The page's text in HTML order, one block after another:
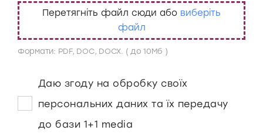
Перетягніть файл сюди або виберіть
файл
Формати: PDF, DOC, DOCX. ( до 10Мб )
даю згоду на обробку своїх
персональних даних та їх передачу
до бази 1+1 media